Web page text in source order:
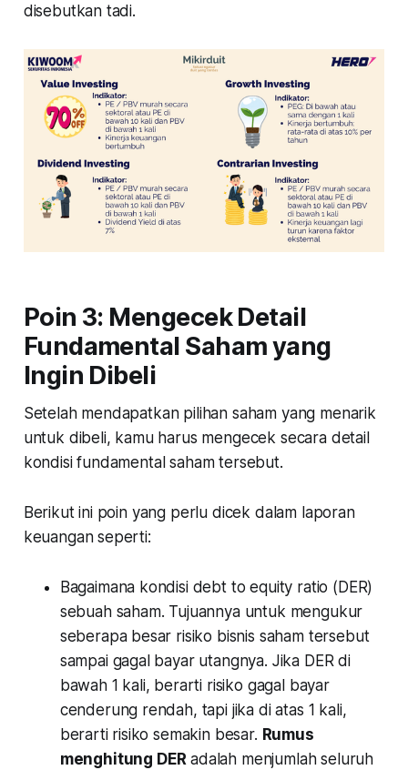
disebutkan tadi.
Poin 3: Mengecek Detail
Fundamental Saham yang
Ingin Dibeli
Setelah mendapatkan pilihan saham yang menarik
untuk dibeli, kamu harus mengecek secara detail
kondisi fundamental saham tersebut.
Berikut ini poin yang perlu dicek dalam laporan
keuangan seperti:
Bagaimana kondisi debt to equity ratio (DER)
sebuah saham. Tujuannya untuk mengukur
seberapa besar risiko bisnis saham tersebut
sampai gagal bayar utangnya. Jika DER di
bawah 1 kali, berarti risiko gagal bayar
cenderung rendah, tapi jika di atas 1 kali,
berarti risiko semakin besar. Rumus
menghitung DERadalah menjumlah seluruh